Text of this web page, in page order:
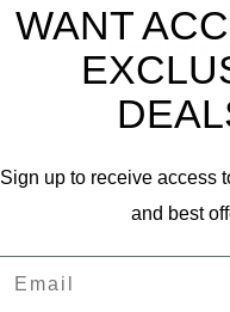
WANT
Sign up to receive access
and best